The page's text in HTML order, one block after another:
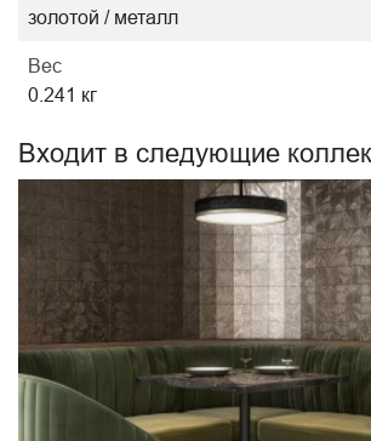
золотой / металл
Вес
0.241 кг
Входит в следующие